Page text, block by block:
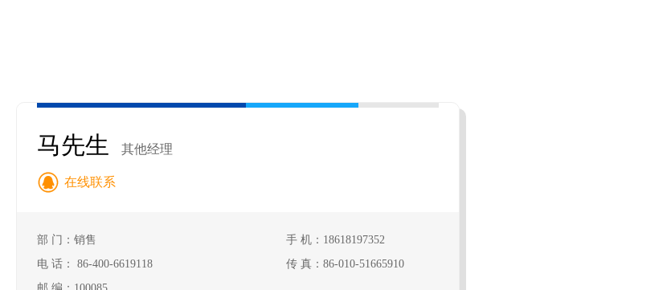
马先生 其他经理
 在线联系
部 门：销售
手 机：18618197352
电 话： 86-400-6619118
传 真：86-010-51665910